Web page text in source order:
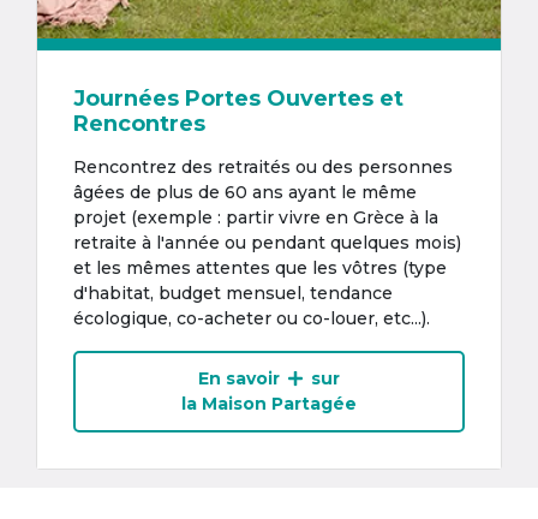
Journées Portes Ouvertes et
Rencontres
Rencontrez des retraités ou des personnes
âgées de plus de 60 ans ayant le même
projet (exemple : partir vivre en Grèce à la
retraite à l'année ou pendant quelques mois)
et les mêmes attentes que les vôtres (type
d'habitat, budget mensuel, tendance
écologique, co-acheter ou co-louer, etc...).
En savoir
sur
la Maison Partagée